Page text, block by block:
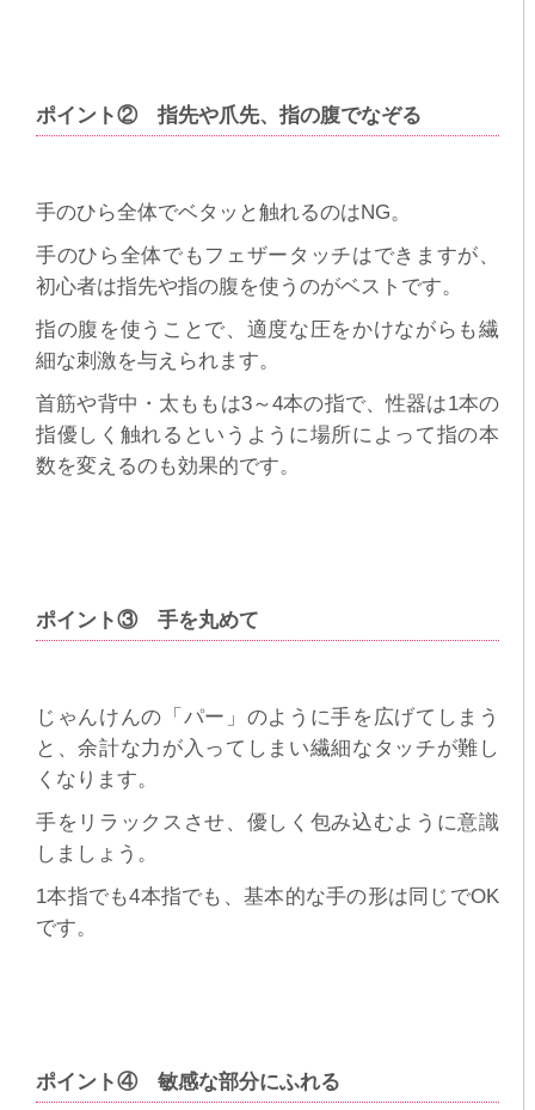
ポイント② 指先や爪先、指の腹でなぞる
手のひら全体でベタッと触れるのはNG。
手のひら全体でもフェザータッチはできますが、
初心者は指先や指の腹を使うのがベストです。
指の腹を使うことで、適度な圧をかけながらも繊
細な刺激を与えられます。
首筋や背中・太ももは3～4本の指で、性器は1本の
指優しく触れるというように場所によって指の本
数を変えるのも効果的です。
ポイント③ 手を丸めて
じゃんけんの「パー」のように手を広げてしまう
と、余計な力が入ってしまい繊細なタッチが難し
くなります。
手をリラックスさせ、優しく包み込むように意識
しましょう。
1本指でも4本指でも、基本的な手の形は同じでOK
です。
ポイント④ 敏感な部分にふれる